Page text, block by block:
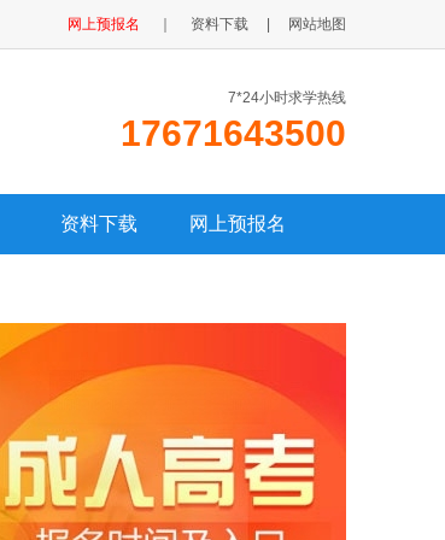
网上预报名 资料下载 网站地图
7*24小时求学热线
17671643500
资料下载 网上预报名